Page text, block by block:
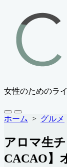
ッ
女性のためのラ
検
索
り
え
メ
ニ
ー
ホーム > グルメ
アロマ生
CACAO】